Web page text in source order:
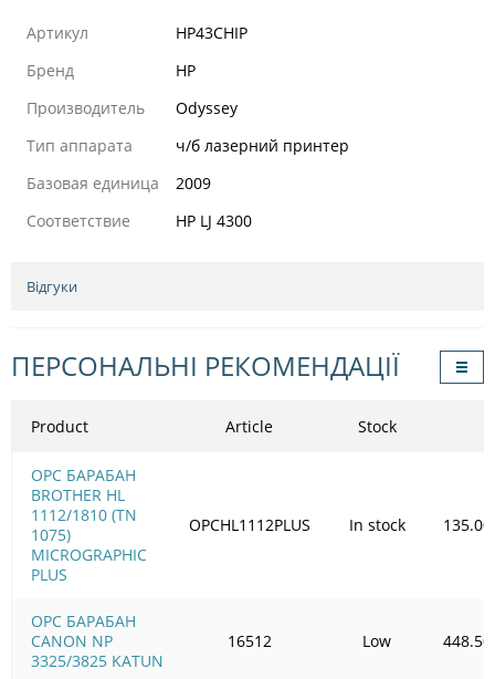
Артикул
HP43CHIP
Бренд
HP
Производитель
Odyssey
Тип аппарата
ч/б лазерний принтер
Базовая единица
2009
Соответствие
HP LJ 4300
Відгуки
ПЕРСОНАЛЬНІ РЕКОМЕНДАЦІЇ
Product
OPC БАРАБАН
BROTHER HL
1112/1810 (TN
1075)
MICROGRAPHIC
PLUS
OPC БАРАБАН
CANON NP
3325/3825 KATUN
Article Stock
OPCHL1112PLUS In stock 135.00
16512 Low 448.50